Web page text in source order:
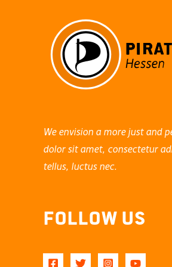
We envision a more just and
dolor sit amet, consectetur
tellus, luctus nec.
Follow Us